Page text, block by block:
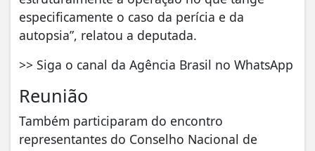
especificamente o caso da perícia e da
autopsia”, relatou a deputada.
>> Siga o canal da Agência Brasil no WhatsApp
Reunião
Também participaram do encontro
representantes do Conselho Nacional de